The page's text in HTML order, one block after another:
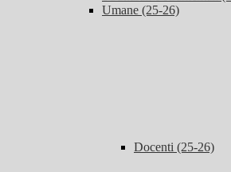
Umane (25-26)
Docenti (25-26)